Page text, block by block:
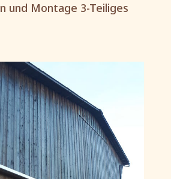
und Montage 3-Teiliges